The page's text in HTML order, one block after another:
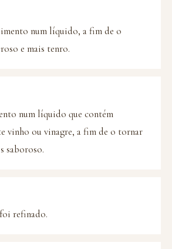
num líquido, a fim de o
e mais tenro.
num líquido que contém
vinho ou vinagre, a fim de o tornar
saboroso.
refinado.